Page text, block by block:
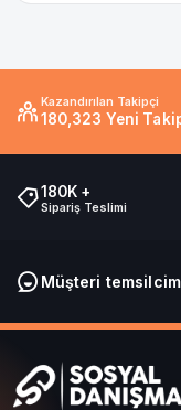
Kazandırılan Takipçi
180,323 Yeni
180K +
Sipariş Teslimi
Müşteri